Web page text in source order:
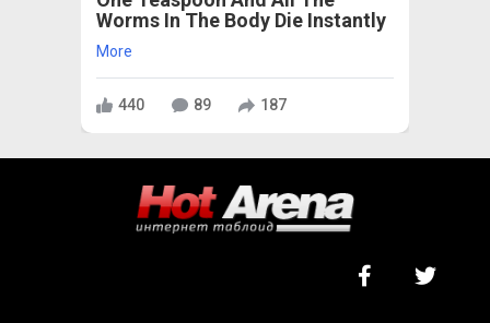
Worms In The Body Die Instantly
More
440 89 187